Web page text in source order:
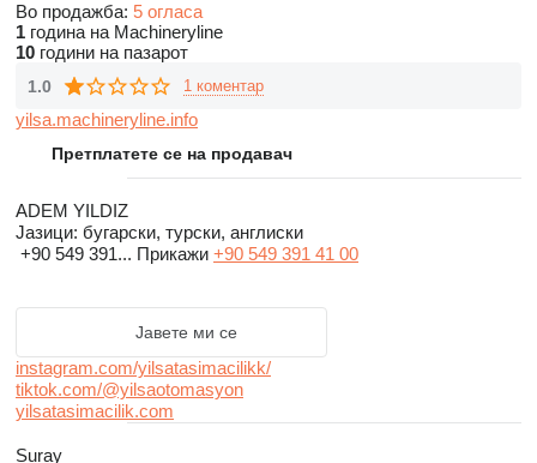
Во продажба: 5 огласа
1 година на Machineryline
10 години на пазарот
1.0 1 коментар
yilsa.machineryline.info
Претплатете се на продавач
ADEM YILDIZ
Јазици: бугарски, турски, англиски
+90 549 391... Прикажи +90 549 391 41 00
Јавете ми се
instagram.com/yilsatasimacilikk/
tiktok.com/@yilsaotomasyon
yilsatasimacilik.com
Suray